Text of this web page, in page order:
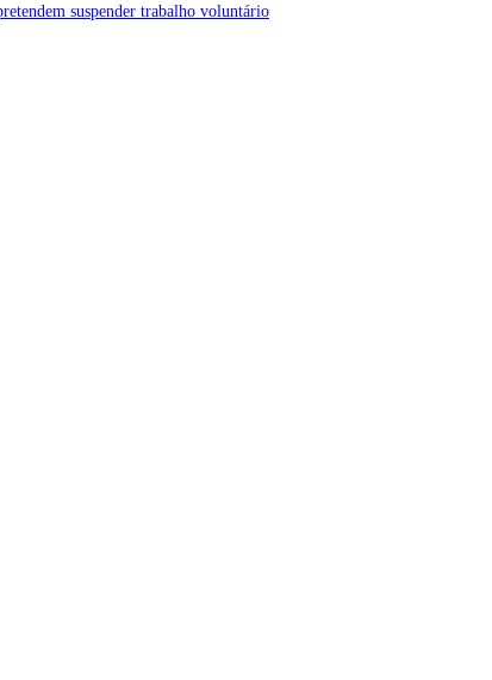
suspender trabalho voluntário